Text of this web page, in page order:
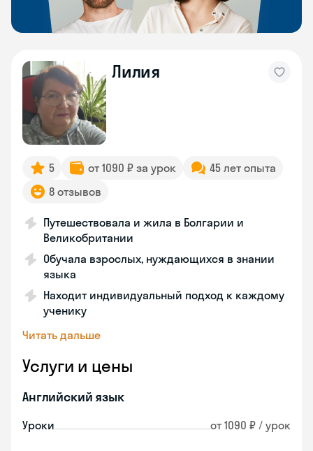
Лилия
5 от 1090 ₽ за урок
45 лет опыта
8 отзывов
Путешествовала и жила в Болгарии и
Великобритании
Обучала взрослых, нуждающихся в знании
языка
Находит индивидуальный подход к каждому
ученику
Читать дальше
Услуги и цены
Английский язык
Уроки от 1090 ₽ / урок